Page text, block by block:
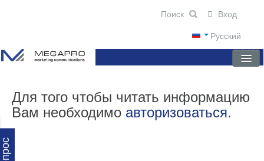
Русский
Вход
ГЛАВНАЯ
О КОМПАНИИ
Для того чтобы читать информацию
Вам необходимо авторизоваться.